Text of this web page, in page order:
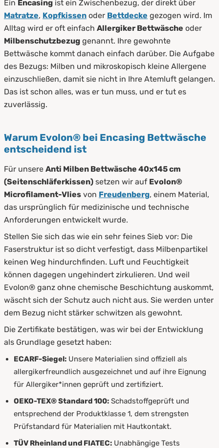
Ein Encasing ist ein Zwischenbezug, der direkt über
Matratze, Kopfkissen oder Bettdecke gezogen wird. Im
Alltag wird er oft einfach Allergiker Bettwäsche oder
Milbenschutzbezug genannt. Ihre gewohnte
Bettwäsche kommt danach einfach darüber. Die Aufgabe
des Bezugs: Milben und mikroskopisch kleine Allergene
einzuschließen, damit sie nicht in Ihre Atemluft gelangen.
Das ist schon alles, was er tun muss, und er tut es
zuverlässig.
Warum Evolon® bei Encasing Bettwäsche
entscheidend ist
Für unsere Anti Milben Bettwäsche 40x145 cm
(Seitenschläferkissen) setzen wir auf Evolon®
Microfilament-Vlies von Freudenberg, einem Material,
das ursprünglich für medizinische und technische
Anforderungen entwickelt wurde.
Stellen Sie sich das wie ein sehr feines Sieb vor: Die
Faserstruktur ist so dicht verfestigt, dass Milbenpartikel
keinen Weg hindurchfinden. Luft und Feuchtigkeit
können dagegen ungehindert zirkulieren. Und weil
Evolon® ganz ohne chemische Beschichtung auskommt,
wäscht sich der Schutz auch nicht aus. Sie werden unter
dem Bezug nicht stärker schwitzen als gewohnt.
Die Zertifikate bestätigen, was wir bei der Entwicklung
als Grundlage gesetzt haben:
ECARF-Siegel: Unsere Materialien sind offiziell als
allergikerfreundlich ausgezeichnet und auf ihre Eignung
für Allergiker*innen geprüft und zertifiziert.
OEKO-TEX® Standard 100: Schadstoffgeprüft und
entsprechend der Produktklasse 1, dem strengsten
Prüfstandard für Materialien mit Hautkontakt.
TÜV Rheinland und FIATEC: Unabhängige Tests